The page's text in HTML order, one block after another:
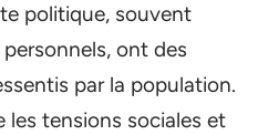
politique, souvent
ont des
par la population.
les tensions sociales et